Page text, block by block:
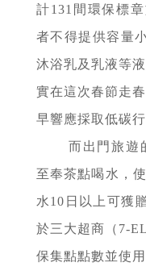
計131間環保標
者不得提供容量
沐浴乳及乳液等
實在這次春節走
早響應採取低碳行
而出門旅遊
至奉茶點喝水，
水10日以上可獲
於三大超商（7-
保集點點數並使